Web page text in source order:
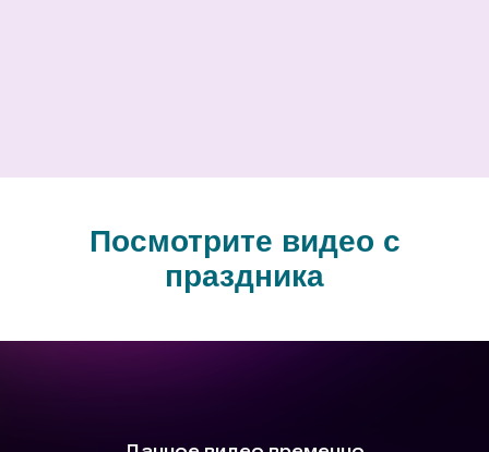
Посмотрите видео с
праздника